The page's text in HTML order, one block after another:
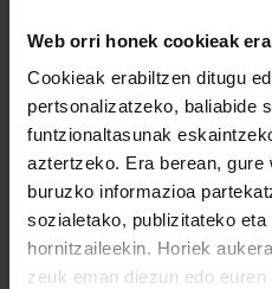
Web orri honek cookieak
Cookieak erabiltzen ditugu
pertsonalizatzeko, baliabide
funtzionaltasunak
aztertzeko. Era berean, gure
buruzko informazioa
sozialetako, publizitateko
hornitzaileekin. Horiek
zeuk eman diezun edo